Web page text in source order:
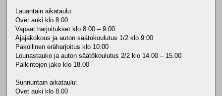
Lauantain aikataulu:
Ovet auki klo 8.00
Vapaat harjoitukset klo 8.00 – 9.00
Ajajakokous ja auton säätökoulutus 1/2 klo 9.00
Pakollinen eräharjoitus klo 10.00
Lounastauko ja auton säätökoulutus 2/2 klo 14.00 – 15.00
Palkintojen jako klo 18.00
Sunnuntain aikataulu:
Ovet auki klo 8.00